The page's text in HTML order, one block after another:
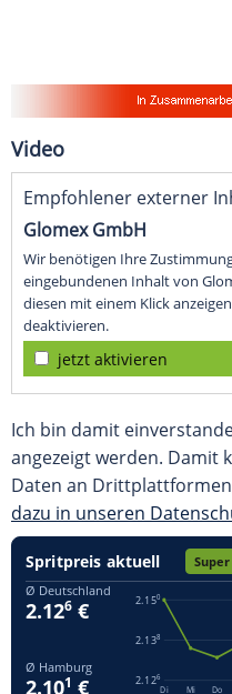
Video
Empfohlener externer
Glomex GmbH
Wir benötigen Ihre
eingebundenen Inhalt von
diesen mit einem Klick
deaktivieren.
jetzt aktivieren
Ich bin damit
angezeigt werden. Damit
Daten an
dazu in unseren